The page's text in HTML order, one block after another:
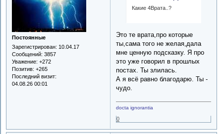
Постоянные
Зарегистрирован: 10.04.17
Сообщений: 3857
Уважение: +272
Позитив: +265
Последний визит:
04.08.26 00:01
Какие 4Врата..?
Это те врата,про которые
ты,сама того не желая,дала
мне ценную подсказку. Я про
это уже говорил в прошлых
постах. Ты злилась.
А я всё равно благодарю. Ты -
чудо.
docta ignorantia
0